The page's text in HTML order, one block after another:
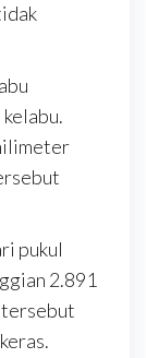
pukul
2.891
tersebut